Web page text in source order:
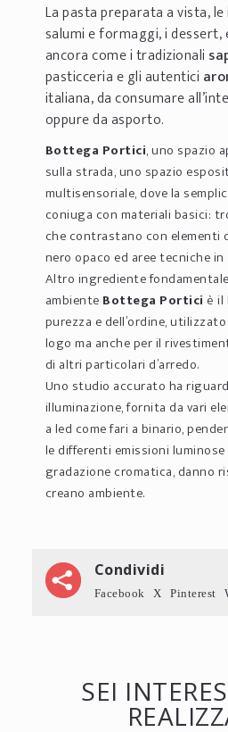
La pasta preparata a vista,
salumi e formaggi, i
ancora come i tradizionali
pasticceria e gli autentici
italiana, da consumare
oppure da asporto.
Bottega Portici, uno spazio
sulla strada, uno spazio
multisensoriale, dove la
coniuga con materiali basici:
che contrastano con elementi
nero opaco ed aree tecniche in
Altro ingrediente
ambiente Bottega Portici è il
purezza e dell’ordine,
logo ma anche per il
di altri particolari d’arredo.
Uno studio accurato ha
illuminazione, fornita da vari
a led come fari a binario,
le differenti emissioni
gradazione cromatica, danno
creano ambiente.
Condividi
Facebook X Pinterest
SEI